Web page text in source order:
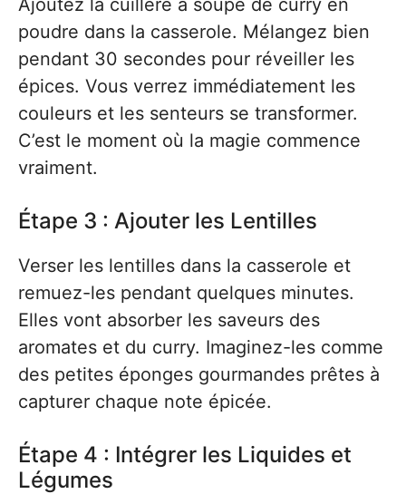
Ajoutez la cuillère à soupe de curry en
poudre dans la casserole. Mélangez bien
pendant 30 secondes pour réveiller les
épices. Vous verrez immédiatement les
couleurs et les senteurs se transformer.
C’est le moment où la magie commence
vraiment.
Étape 3 : Ajouter les Lentilles
Verser les lentilles dans la casserole et
remuez-les pendant quelques minutes.
Elles vont absorber les saveurs des
aromates et du curry. Imaginez-les comme
des petites éponges gourmandes prêtes à
capturer chaque note épicée.
Étape 4 : Intégrer les Liquides et
Légumes